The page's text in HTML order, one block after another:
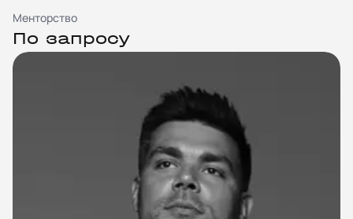
Менторство
По запросу